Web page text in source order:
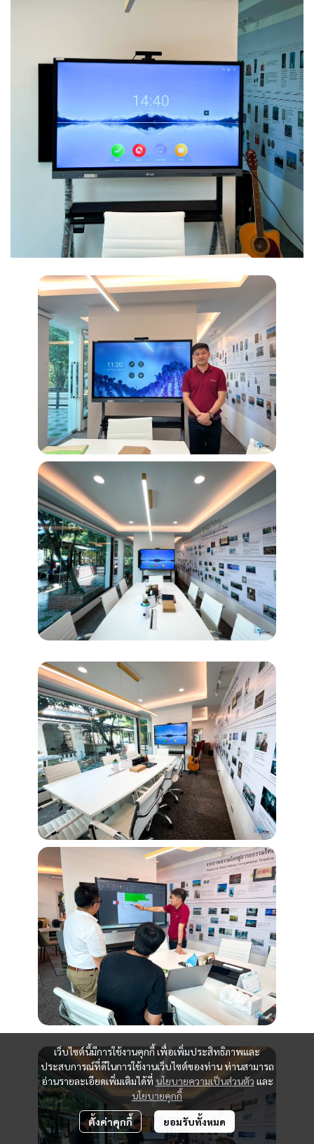
เว็บไซต์นี้มีการใช้งานคุกกี้ เพื่อเพิ่มประสิทธิภาพและ
ประสบการณ์ที่ดีในการใช้งานเว็บไซต์ของท่าน ท่านสามารถ
อ่านรายละเอียดเพิ่มเติมได้ที่ นโยบายความเป็นส่วนตัว และ
นโยบายคุกกี้
ตั้งค่าคุกกี้ ยอมรับทั้งหมด